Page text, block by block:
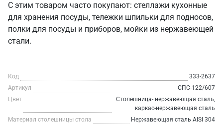
С этим товаром часто покупают: стеллажи кухонные
для хранения посуды, тележки шпильки для подносов,
полки для посуды и приборов, мойки из нержавеющей
стали.
Код
333-2637
Артикул
СПС-122/607
Цвет
Столешница- нержавеющая сталь,
каркас-нержавеющая сталь
Материал столешницы стола
Нержавеющая сталь AISI 304